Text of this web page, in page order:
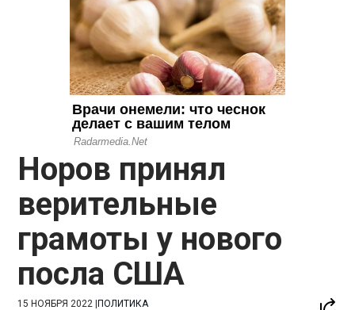
Норов принял
верительные
грамоты у нового
посла США
15 НОЯБРЯ 2022 |ПОЛИТИКА